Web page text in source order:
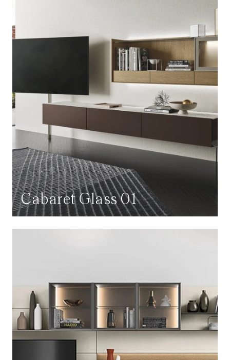
Cabaret Glass 01